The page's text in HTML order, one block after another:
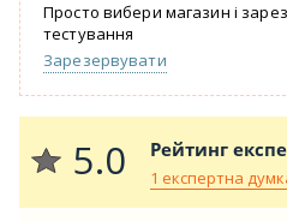
Просто вибери магазин і
тестування
Зарезервувати
5.0 Рейтинг
1 експертна